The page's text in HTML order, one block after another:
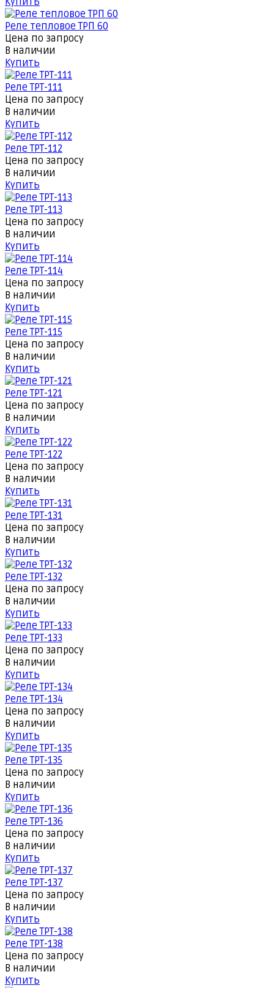
Реле тепловое ТРП 60
Цена по запросу
В наличии
Купить
Реле ТРТ-111
Цена по запросу
В наличии
Купить
Реле ТРТ-112
Цена по запросу
В наличии
Купить
Реле ТРТ-113
Цена по запросу
В наличии
Купить
Реле ТРТ-114
Цена по запросу
В наличии
Купить
Реле ТРТ-115
Цена по запросу
В наличии
Купить
Реле ТРТ-121
Цена по запросу
В наличии
Купить
Реле ТРТ-122
Цена по запросу
В наличии
Купить
Реле ТРТ-131
Цена по запросу
В наличии
Купить
Реле ТРТ-132
Цена по запросу
В наличии
Купить
Реле ТРТ-133
Цена по запросу
В наличии
Купить
Реле ТРТ-134
Цена по запросу
В наличии
Купить
Реле ТРТ-135
Цена по запросу
В наличии
Купить
Реле ТРТ-136
Цена по запросу
В наличии
Купить
Реле ТРТ-137
Цена по запросу
В наличии
Купить
Реле ТРТ-138
Цена по запросу
В наличии
Купить